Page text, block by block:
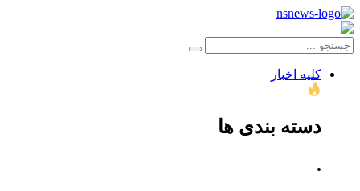
کلیه اخبار
دسته بندی ها
.